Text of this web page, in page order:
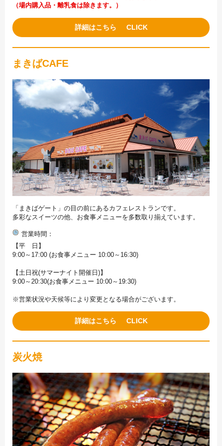
（場内購入品・離乳食は除きます。）
詳細はこちら
まきばCAFE
「まきばゲート」の目の前にあるカフェレストランです。
多彩なスイーツの他、お食事メニューを多数取り揃えています。
営業時間
【平 日】
9:00～17:00 (お食事メニュー 10:00～16:30)
【土日祝(サマーナイト開催日)】
9:00～20:30(お食事メニュー 10:00～19:30)
※営業状況や天候等により変更となる場合がございます。
詳細はこちら
炭火焼